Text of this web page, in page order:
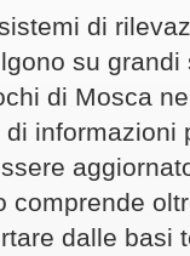
di
su
di Mosca
informazioni
comprende
dalle basi